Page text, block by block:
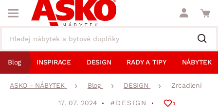
Blog INSPIRACE DESIGN RADY A TIPY NÁBYTEK
ASKO - NÁBYTEK Blog DESIGN Zrcadlení
17. 07. 2024 #DESIGN 1